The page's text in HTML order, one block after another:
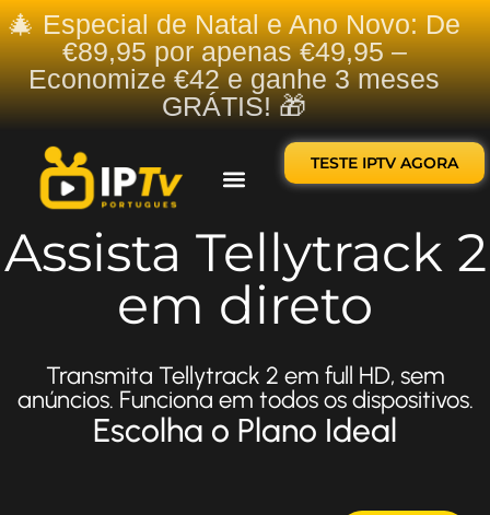
🎄 Especial de Natal e Ano Novo: De
€89,95 por apenas €49,95 –
Economize €42 e ganhe 3 meses
GRÁTIS! 🎁
TESTE IPTV AGORA
Assista Tellytrack 2
em direto
Transmita Tellytrack 2 em full HD, sem
anúncios. Funciona em todos os dispositivos.
Escolha o Plano Ideal